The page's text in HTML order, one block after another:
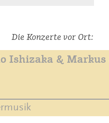
Die Konzerte vor Ort:
Ishizaka & Markus